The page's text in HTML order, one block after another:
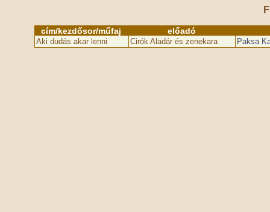
cím/kezdősor/műfaj előadó
Aki dudás akar lenni Cirók Aladár és zenekara Paksa